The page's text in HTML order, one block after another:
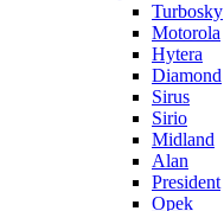
Turbosky
Motorola
Hytera
Diamond
Sirus
Sirio
Midland
Alan
President
Opek